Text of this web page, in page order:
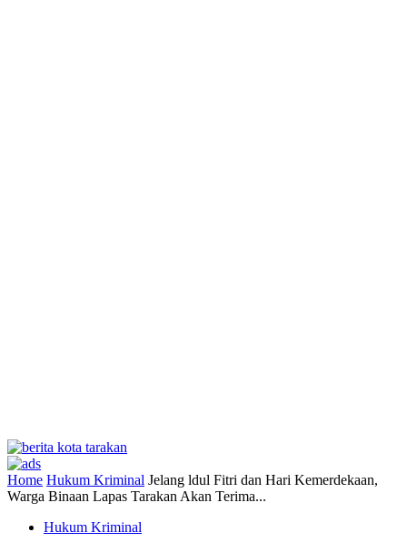
Home Hukum Kriminal Jelang ldul Fitri dan Hari Kemerdekaan,
Warga Binaan Lapas Tarakan Akan Terima...
Hukum Kriminal